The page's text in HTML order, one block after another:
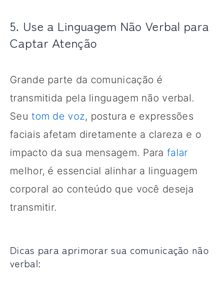
5. Use a Linguagem Não Verbal para
Captar Atenção
Grande parte da comunicação é
transmitida pela linguagem não verbal.
Seutom de voz, postura e expressões
faciais afetam diretamente a clareza e o
impacto da sua mensagem. Para falar
melhor, é essencial alinhar a linguagem
corporal ao conteúdo que você deseja
transmitir.
Dicas para aprimorar sua comunicação não
verbal: